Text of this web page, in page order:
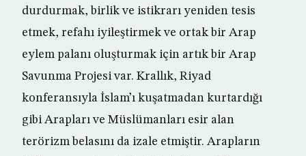
durdurmak, birlik ve istikrarı yeniden tesis
etmek, refahı iyileştirmek ve ortak bir Arap
eylem palanı oluşturmak için artık bir Arap
Savunma Projesi var. Krallık, Riyad
konferansıyla İslam’ı kuşatmadan kurtardığı
gibi Arapları ve Müslümanları esir alan
terörizm belasını da izale etmiştir. Arapların